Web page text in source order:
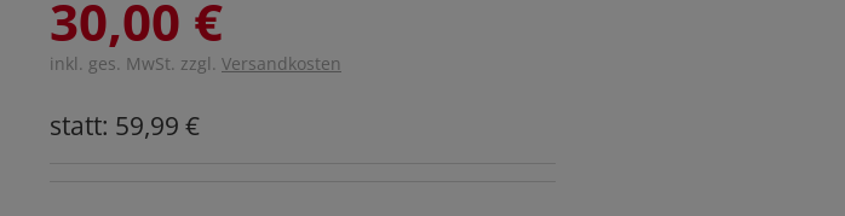
30,00 €
inkl. ges. MwSt. zzgl. Versandkosten
statt: 59,99 €